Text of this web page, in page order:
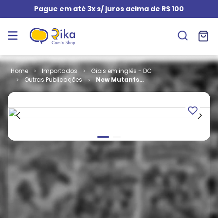
Pague em até 3x s/ juros acima de R$ 100
Importados
Gibis em inglês - DC
Outras Publicações
New Mutants -
Volume 1 # 13